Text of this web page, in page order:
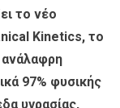
το νέο
Kinetics, το
97% φυσικής
υγρασίας,